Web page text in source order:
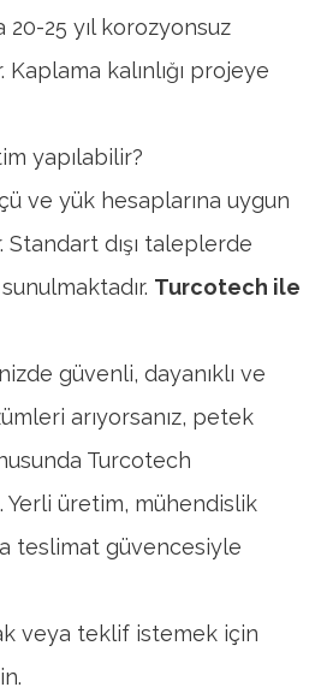
20-25 yıl korozyonsuz
Kaplama kalınlığı projeye
yapılabilir?
ve yük hesaplarına uygun
Standart dışı taleplerde
Turcotech ile
güvenli, dayanıklı ve
arıyorsanız, petek
Turcotech
Yerli üretim, mühendislik
teslimat güvencesiyle
veya teklif istemek için